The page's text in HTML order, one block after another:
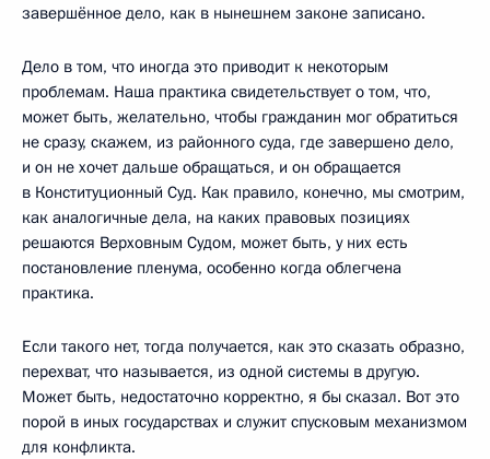
завершённое дело, как в нынешнем законе записано.
Дело в том, что иногда это приводит к некоторым
проблемам. Наша практика свидетельствует о том, что,
может быть, желательно, чтобы гражданин мог обратиться
не сразу, скажем, из районного суда, где завершено дело,
и он не хочет дальше обращаться, и он обращается
в Конституционный Суд. Как правило, конечно, мы смотрим,
как аналогичные дела, на каких правовых позициях
решаются Верховным Судом, может быть, у них есть
постановление пленума, особенно когда облегчена
практика.
Если такого нет, тогда получается, как это сказать образно,
перехват, что называется, из одной системы в другую.
Может быть, недостаточно корректно, я бы сказал. Вот это
порой в иных государствах и служит спусковым механизмом
для конфликта.